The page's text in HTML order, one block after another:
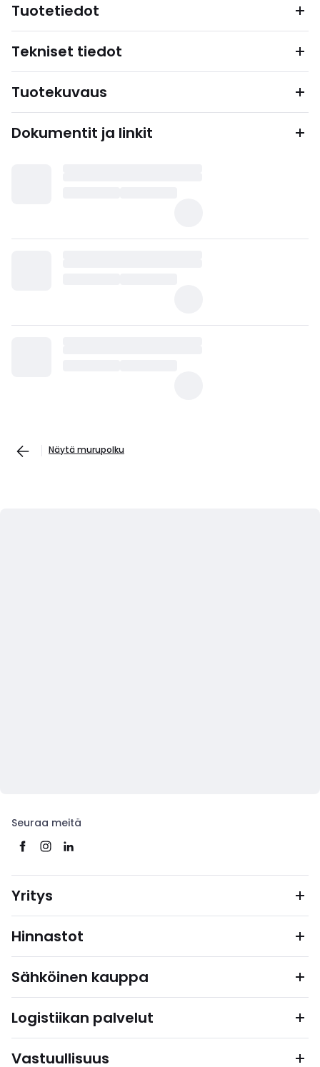
Tuotetiedot
Tekniset tiedot
Tuotekuvaus
Dokumentit ja linkit
Näytä murupolku
Seuraa meitä
Yritys
Hinnastot
Sähköinen kauppa
Logistiikan palvelut
Vastuullisuus